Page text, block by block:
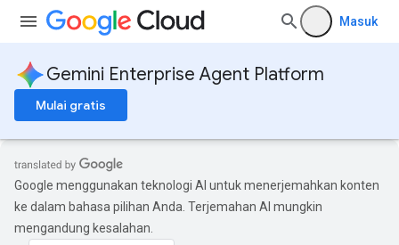
Masuk
Gemini Enterprise Agent Platform
Mulai gratis
Google menggunakan teknologi AI untuk menerjemahkan konten
ke dalam bahasa pilihan Anda. Terjemahan AI mungkin
mengandung kesalahan.